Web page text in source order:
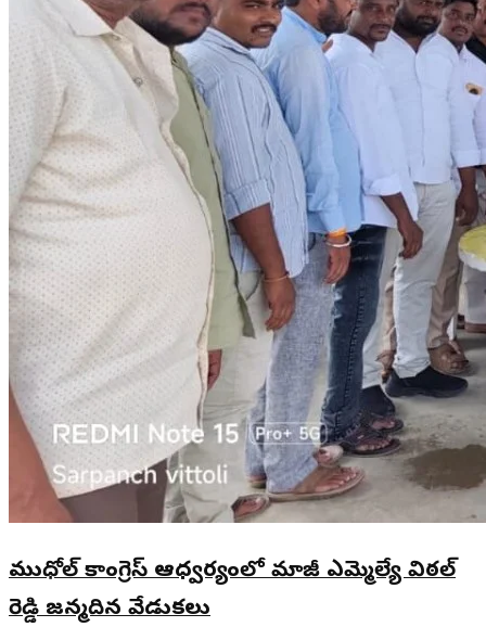
ముధోల్ కాంగ్రెస్ ఆధ్వర్యంలో మాజీ ఎమ్మెల్యే విఠల్
రెడ్డి జన్మదిన వేడుకలు